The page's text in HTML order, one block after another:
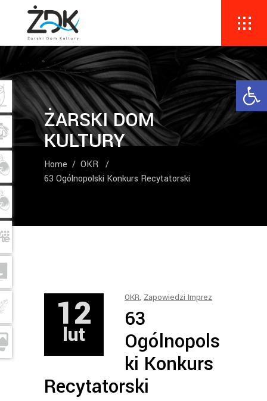
ŻARSKI DOM
KULTURY
Home / OKR /
63 Ogólnopolski Konkurs Recytatorski
12
lut
OKR, Zapowiedzi Imprez
63
Ogólnopols
ki Konkurs
Recytatorski